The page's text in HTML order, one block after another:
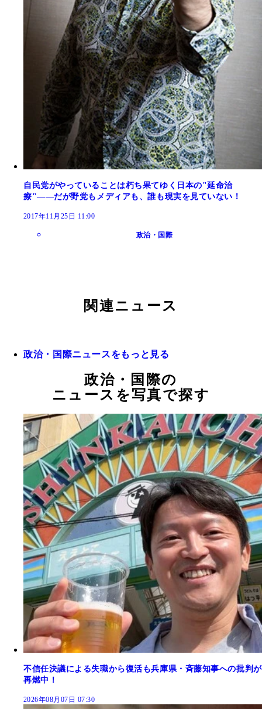
自民党がやっていることは朽ち果てゆく日本の"延命治
療"――だが野党もメディアも、誰も現実を見ていない！
2017年11月25日 11:00
政治・国際
関連ニュース
政治・国際ニュースをもっと見る
政治・国際の
ニュースを写真で探す
不信任決議による失職から復活も兵庫県・斉藤知事への批判が
再燃中！
2026年08月07日 07:30